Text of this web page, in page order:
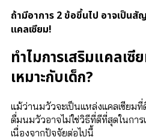
ถ้ามีอาการ 2 ข้อขึ้นไป อาจเป็น
แคลเซียม!
ทำไมการเสริมแคลเซี
เหมาะกับเด็ก?
แม้ว่านมวัวจะเป็นแหล่งแคลเซียม
ดื่มนมวัวอาจไม่ใช่วิธีที่ดีที่สุดในการ
เนื่องจากปัจจัยต่อไปนี้